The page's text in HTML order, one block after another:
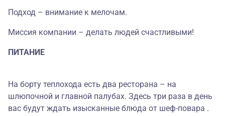
Подход – внимание к мелочам.
Миссия компании – делать людей счастливыми!
ПИТАНИЕ
На борту теплохода есть два ресторана – на
шлюпочной и главной палубах. Здесь три раза в день
вас будут ждать изысканные блюда от шеф-повара .